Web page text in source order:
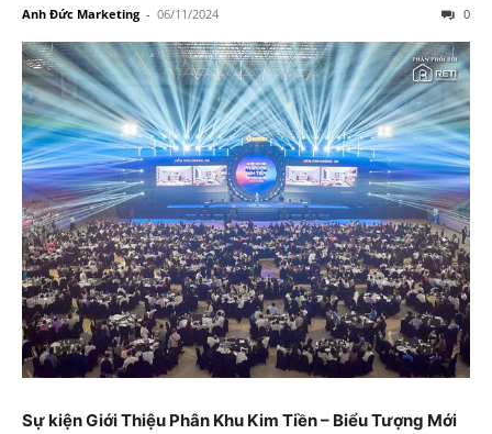
Anh Đức Marketing - 06/11/2024 0
Sự kiện Giới Thiệu Phân Khu Kim Tiền – Biểu Tượng Mới